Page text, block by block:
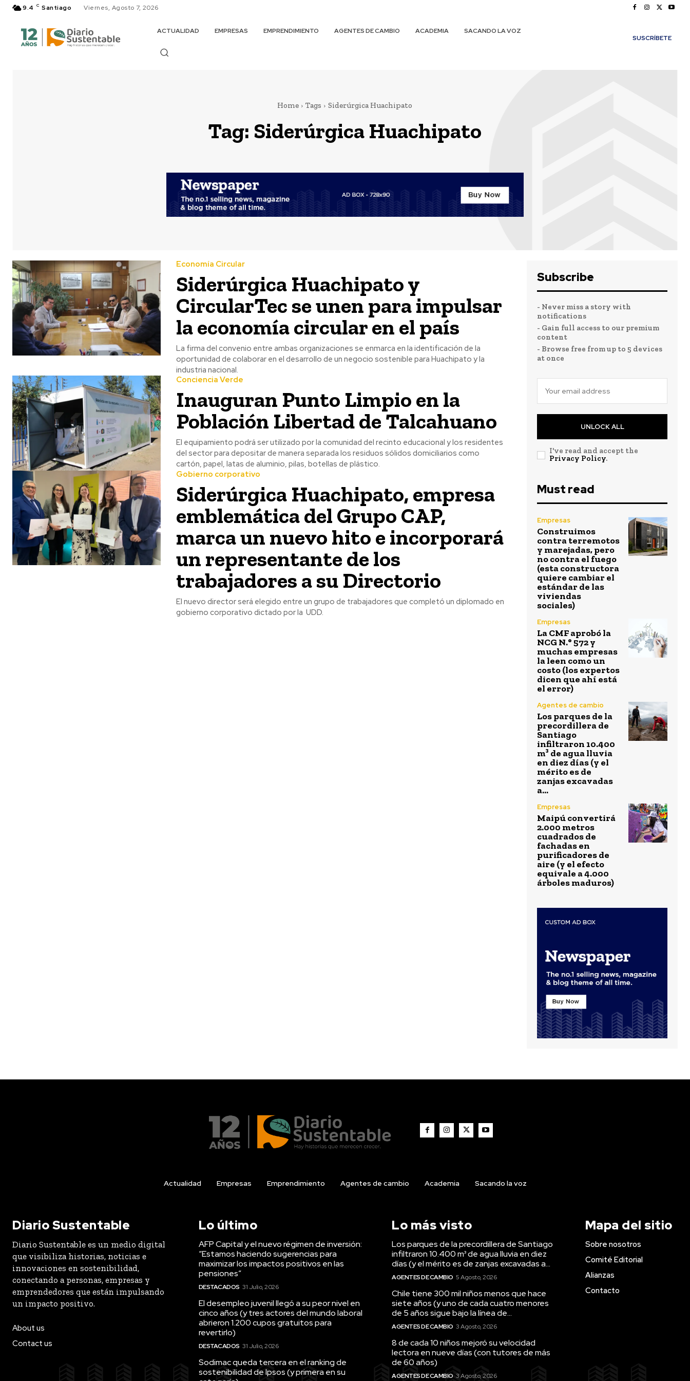
9.4 C Santiago Viernes, Agosto 7, 2026
ACTUALIDAD EMPRESAS EMPRENDIMIENTO AGENTES DE CAMBIO ACADEMIA
SACANDO LA VOZ
SUSCRÍBETE
Home Tags Siderúrgica Huachipato
Tag: Siderúrgica Huachipato
Economía Circular
Siderúrgica Huachipato y
CircularTec se unen para impulsar
la economía circular en el país
La firma del convenio entre ambas organizaciones se enmarca en la identificación de la
oportunidad de colaborar en el desarrollo de un negocio sostenible para Huachipato y la
industria nacional.
Conciencia Verde
Inauguran Punto Limpio en la
Población Libertad de Talcahuano
El equipamiento podrá ser utilizado por la comunidad del recinto educacional y los residentes
del sector para depositar de manera separada los residuos sólidos domiciliarios como
cartón, papel, latas de aluminio, pilas, botellas de plástico.
Gobierno corporativo
Siderúrgica Huachipato, empresa
emblemática del Grupo CAP,
marca un nuevo hito e incorporará
un representante de los
trabajadores a su Directorio
El nuevo director será elegido entre un grupo de trabajadores que completó un diplomado en
gobierno corporativo dictado por la UDD.
Subscribe
- Never miss a story with
notifications
- Gain full access to our premium
content
- Browse free from up to 5 devices
at once
UNLOCK ALL
I've read and accept the
Privacy Policy.
Must read
Empresas
Construimos
contra terremotos
y marejadas, pero
no contra el fuego
(esta constructora
quiere cambiar el
estándar de las
viviendas
sociales)
Empresas
La CMF aprobó la
NCG N.° 572 y
muchas empresas
la leen como un
costo (los expertos
dicen que ahí está
el error)
Agentes de cambio
Los parques de la
precordillera de
Santiago
infiltraron 10.400
m³ de agua lluvia
en diez días (y el
mérito es de
zanjas excavadas
a...
Empresas
Maipú convertirá
2.000 metros
cuadrados de
fachadas en
purificadores de
aire (y el efecto
equivale a 4.000
árboles maduros)
Actualidad Empresas Emprendimiento Agentes de cambio Academia Sacando la voz
Diario Sustentable
Diario Sustentable es un medio digital
que visibiliza historias, noticias e
innovaciones en sostenibilidad,
conectando a personas, empresas y
emprendedores que están impulsando
un impacto positivo.
About us
Contact us
Lo último
AFP Capital y el nuevo régimen de inversión:
“Estamos haciendo sugerencias para
maximizar los impactos positivos en las
pensiones”
DESTACADOS 31 Julio, 2026
El desempleo juvenil llegó a su peor nivel en
cinco años (y tres actores del mundo laboral
abrieron 1.200 cupos gratuitos para
revertirlo)
DESTACADOS 31 Julio, 2026
Sodimac queda tercera en el ranking de
sostenibilidad de Ipsos (y primera en su
Lo más visto
Los parques de la precordillera de Santiago
infiltraron 10.400 m³ de agua lluvia en diez
días (y el mérito es de zanjas excavadas a...
AGENTES DE CAMBIO 5 Agosto, 2026
Chile tiene 300 mil niños menos que hace
siete años (y uno de cada cuatro menores
de 5 años sigue bajo la línea de...
AGENTES DE CAMBIO 3 Agosto, 2026
8 de cada 10 niños mejoró su velocidad
lectora en nueve días (con tutores de más
de 60 años)
AGENTES DE CAMBIO 3 Agosto, 2026
Mapa del sitio
Sobre nosotros
Comité Editorial
Alianzas
Contacto